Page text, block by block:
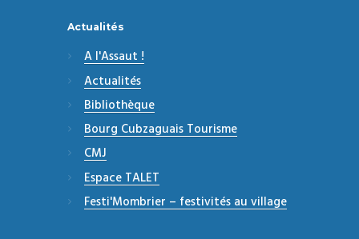
Actualités
A l'Assaut !
Actualités
Bibliothèque
Bourg Cubzaguais Tourisme
CMJ
Espace TALET
Festi'Mombrier – festivités au village